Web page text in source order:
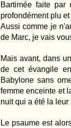
Bartimée faite
profondément plu
Aussi comme je
de Marc, je vais
Mais avant, dans
de cet évangile
Babylone sans
femme enceinte et
nuit qui a été la
Le psaume est